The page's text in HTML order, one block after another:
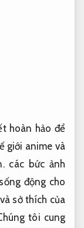
hoàn hảo để
giới anime và
các bức ảnh
động cho
sở thích của
tôi cung